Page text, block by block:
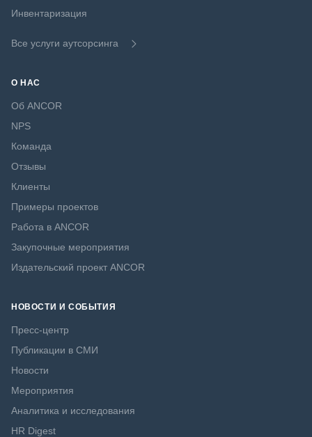
Инвентаризация
Все услуги аутсорсинга
О НАС
Об ANCOR
NPS
Команда
Отзывы
Клиенты
Примеры проектов
Работа в ANCOR
Закупочные мероприятия
Издательский проект ANCOR
НОВОСТИ И СОБЫТИЯ
Пресс-центр
Публикации в СМИ
Новости
Мероприятия
Аналитика и исследования
HR Digest